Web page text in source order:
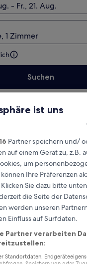
- Fr., 21. Aug.
1 Zimmer
Suchen
Stornierung bei
für jede
mit Preisen für
Preise für diese
7.
ist uns
16 Partner speichern und/
auf einem Gerät zu, z.B.
um
Ihre Präferenzen
Sie dazu bitte
die Seite der
werden unseren
Einfluss auf Surfdaten.
Partner verarbeiten
Standortdaten.
Speichern von oder